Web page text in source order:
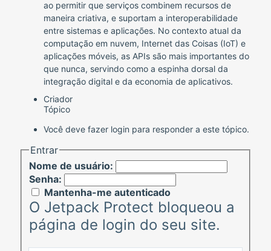
ao permitir que serviços combinem recursos de
maneira criativa, e suportam a interoperabilidade
entre sistemas e aplicações. No contexto atual da
computação em nuvem, Internet das Coisas (IoT) e
aplicações móveis, as APIs são mais importantes do
que nunca, servindo como a espinha dorsal da
integração digital e da economia de aplicativos.
Criador
Tópico
Você deve fazer login para responder a este tópico.
Entrar
Nome de usuário:
Senha:
Mantenha-me autenticado
O Jetpack Protect bloqueou a
página de login do seu site.